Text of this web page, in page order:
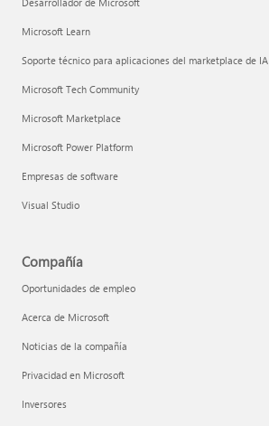
Microsoft Learn
Soporte técnico para aplicaciones del marketplace de IA
Microsoft Tech Community
Microsoft Marketplace
Microsoft Power Platform
Empresas de software
Visual Studio
Compañía
Oportunidades de empleo
Acerca de Microsoft
Noticias de la compañía
Privacidad en Microsoft
Inversores